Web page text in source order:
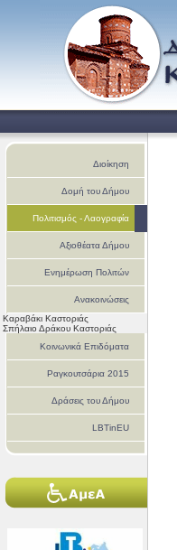
Διοίκηση
Δομή του Δήμου
Πολιτισμός - Λαογραφία
Αξιοθέατα Δήμου
Ενημέρωση Πολιτών
Ανακοινώσεις
Καραβάκι Καστοριάς
Σπήλαιο Δράκου Καστοριάς
Κοινωνικά Επιδόματα
Ραγκουτσάρια 2015
Δράσεις του Δήμου
LBTinEU